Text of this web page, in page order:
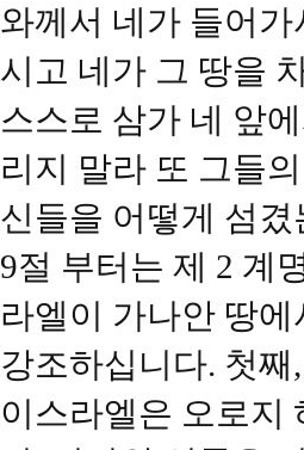
와께서 네가 들어
시고 네가 그 땅을
스스로 삼가 네 앞
리지 말라 또 그들
신들을 어떻게 섬
9절 부터는 제 2 계
라엘이 가나안 땅
강조하십니다. 첫
이스라엘은 오로지